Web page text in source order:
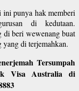
ini punya hak memberi
di kedutaan.
di beri wewenang buat
yang di terjemahkan.
Tersumpah
Visa Australia di